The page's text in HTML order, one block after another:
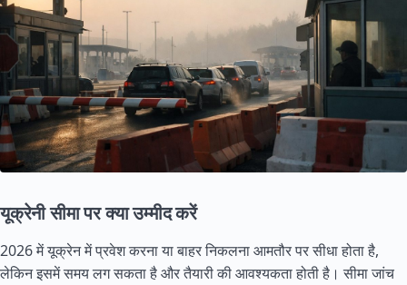
यूक्रेनी सीमा पर क्या उम्मीद करें
2026 में यूक्रेन में प्रवेश करना या बाहर निकलना आमतौर पर सीधा होता है,
लेकिन इसमें समय लग सकता है और तैयारी की आवश्यकता होती है। सीमा जांच